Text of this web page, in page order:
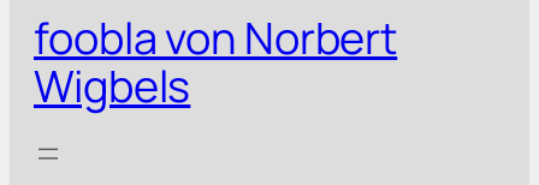
foobla von Norbert
Wigbels